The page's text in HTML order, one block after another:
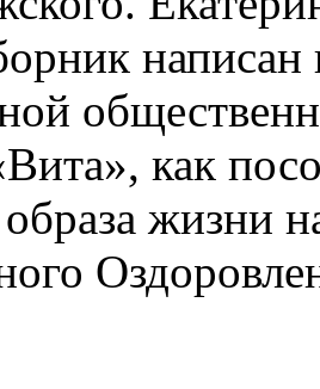
написан
как
образа жизни